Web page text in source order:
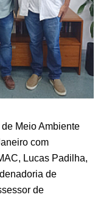
Meio Ambiente
com
Lucas Padilha,
de
de